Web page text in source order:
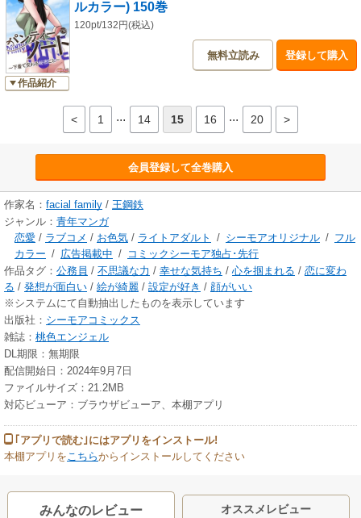
作品紹介
ルカラー) 150巻
120pt/132円(税込)
無料立読み 登録して購入
< 1 ... 14 15 16 ... 20 >
会員登録して全巻購入
作家名： facial family / 王鋼鉄
ジャンル： 青年マンガ
恋愛 / ラブコメ / お色気 / ライトアダルト / シーモアオリジナル / フル
カラー / 広告掲載中 / コミックシーモア独占･先行
作品タグ： 公務員 / 不思議な力 / 幸せな気持ち / 心を掴まれる / 恋に変わ
る / 発想が面白い / 絵が綺麗 / 設定が好き / 顔がいい
※システムにて自動抽出したものを表示しています
出版社： シーモアコミックス
雑誌： 桃色エンジェル
DL期限：無期限
配信開始日：2024年9月7日
ファイルサイズ：21.2MB
対応ビューア：ブラウザビューア、本棚アプリ
｢アプリで読む｣にはアプリをインストール!
本棚アプリを こちらからインストールしてください
みんなのレビュー オススメレビュー